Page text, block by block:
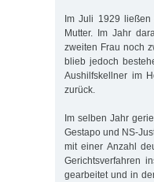
Im Juli 1929
Mutter. Im Jahr
zweiten Frau noch
blieb jedoch
Aushilfskellner im
zurück.
Im selben Jahr
Gestapo und NS-
mit einer Anzahl
Gerichtsverfahren
gearbeitet und in